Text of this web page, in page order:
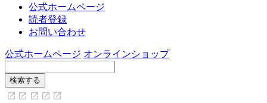
公式ホームページ
読者登録
お問い合わせ
公式ホームページ オンラインショップ